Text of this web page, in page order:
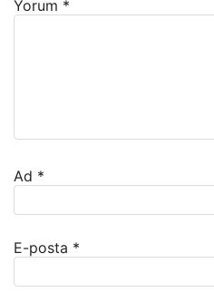
Yorum *
Ad *
E-posta *